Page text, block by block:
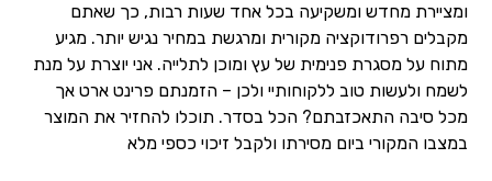
ומציירת מחדש ומשקיעה בכל אחד שעות רבות, כך שאתם
מקבלים רפרודוקציה מקורית ומרגשת במחיר נגיש יותר. מגיע
מתוח על מסגרת פנימית של עץ ומוכן לתלייה. אני יוצרת על מנת
לשמח ולעשות טוב ללקוחותיי ולכן – הזמנתם פרינט ארט אך
מכל סיבה התאכזבתם? הכל בסדר. תוכלו להחזיר את המוצר
במצבו המקורי ביום מסירתו ולקבל זיכוי כספי מלא